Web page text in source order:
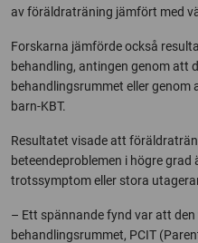
av föräldraträning jämfört med
Forskarna jämförde också
behandling, antingen genom att
behandlingsrummet eller
barn-KBT.
Resultatet visade att
beteendeproblemen i högre
trotssymptom eller stora
– Ett spännande fynd var att
behandlingsrummet, PCIT